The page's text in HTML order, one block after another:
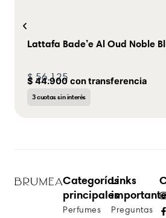
Lattafa Bade’e Al Oud Noble
$ 56.125
$ 44.900 con transferencia
3 cuotas sin interés
Categorías
principales
Perfumes
Links
Preguntas